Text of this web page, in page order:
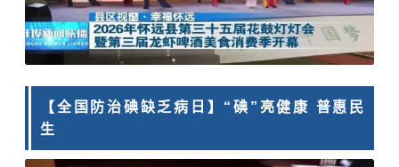
【全国防治碘缺乏病日】“碘”亮健康 普惠民
生